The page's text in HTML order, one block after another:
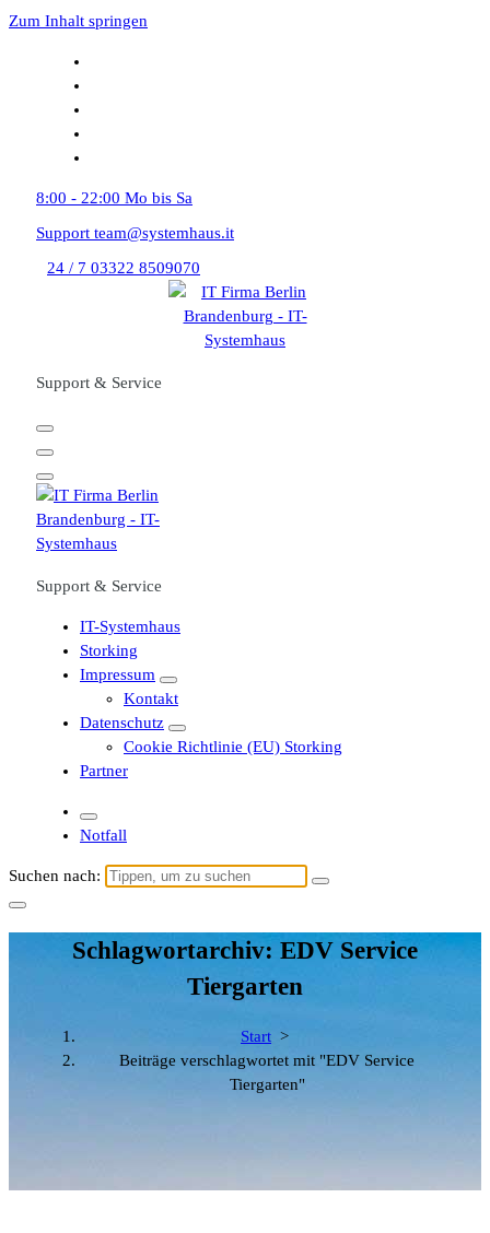
Zum Inhalt springen
8:00 - 22:00 Mo bis Sa
Support team@systemhaus.it
24 / 7 03322 8509070
Support & Service
Support & Service
IT-Systemhaus
Storking
Impressum
Kontakt
Datenschutz
Cookie Richtlinie (EU) Storking
Partner
Notfall
Suchen nach:
Schlagwortarchiv: EDV Service
Tiergarten
Start >
Beiträge verschlagwortet mit "EDV Service
Tiergarten"